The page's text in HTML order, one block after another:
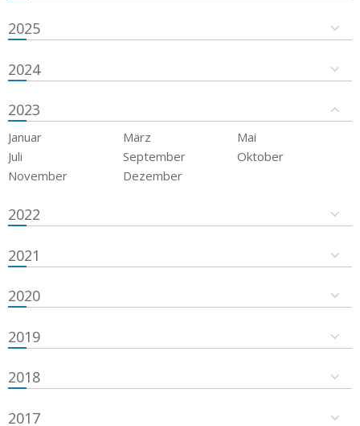
2025
2024
2023
Januar März
Mai
Juli
September
Oktober
November
Dezember
2022
2021
2020
2019
2018
2017